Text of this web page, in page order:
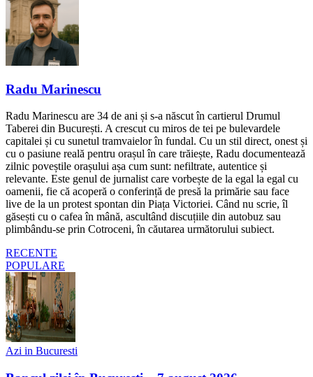
Radu Marinescu
Radu Marinescu are 34 de ani și s-a născut în cartierul Drumul
Taberei din București. A crescut cu miros de tei pe bulevardele
capitalei și cu sunetul tramvaielor în fundal. Cu un stil direct, onest și
cu o pasiune reală pentru orașul în care trăiește, Radu documentează
zilnic poveștile orașului așa cum sunt: nefiltrate, autentice și
relevante. Este genul de jurnalist care vorbește de la egal la egal cu
oamenii, fie că acoperă o conferință de presă la primărie sau face
live de la un protest spontan din Piața Victoriei. Când nu scrie, îl
găsești cu o cafea în mână, ascultând discuțiile din autobuz sau
plimbându-se prin Cotroceni, în căutarea următorului subiect.
RECENTE
POPULARE
Azi in Bucuresti